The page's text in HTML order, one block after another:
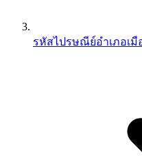
รหัสไปรษณีย์อำเภอเมื